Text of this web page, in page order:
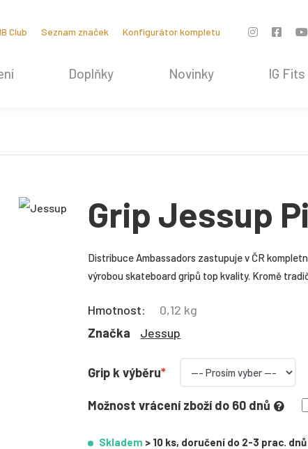
Club Seznam značek Konfigurátor kompletu
Doplňky Novinky IG Fits
Grip Jessup
Distribuce Ambassadors zastupuje v ČR
výrobou skateboard gripů top kvality. Kromě
Hmotnost:
0,12 kg
Značka
Jessup
Grip k výběru
Možnost vrácení zboží do 60 dnů
Skladem > 10 ks, doručení do 2-3 prac. dnů